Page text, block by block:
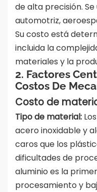
de alta precisión.
automotriz,
Su costo está
incluida la
materiales y la
2. Factores
Costos De
Costo de
Tipo de material:
acero inoxidable y
caros que los
dificultades de
aluminio es la
procesamiento y